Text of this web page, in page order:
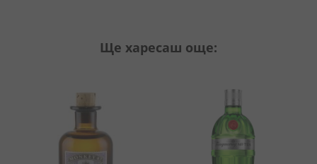
Ще харесаш още: